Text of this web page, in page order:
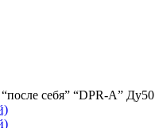
“после себя” “DPR-A”